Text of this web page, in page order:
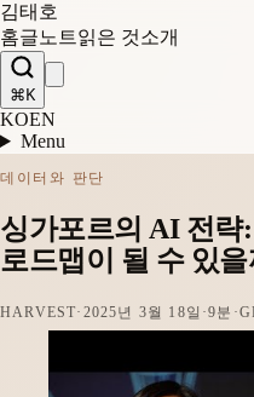
김태호
홈글 노트읽은 것소개
⌘K
KOEN
Menu
데이터와 판단
싱가포르의 AI 전략
로드맵이 될 수 있을
HARVEST· 2025년 3월 18일 ·9분 ·